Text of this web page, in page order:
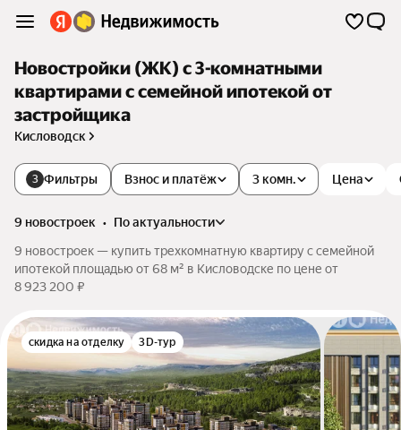
Новостройки (ЖК) с 3-комнатными
квартирами с семейной ипотекой от
застройщика
Кисловодск
3 Фильтры Цена
Взнос и платёж 3 комн.
9 новостроек •
по актуальности
9 новостроек — купить трехкомнатную квартиру с семейной
ипотекой площадью от 68 м² в Кисловодске по цене от
8 923 200 ₽
скидка на отделку 3D-тур